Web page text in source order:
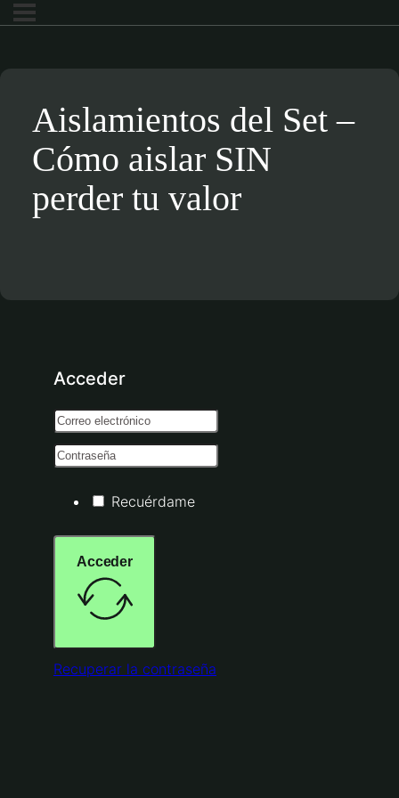
Aislamientos del Set –
Cómo aislar SIN
perder tu valor
Acceder
Recuérdame
Acceder
Recuperar la contraseña